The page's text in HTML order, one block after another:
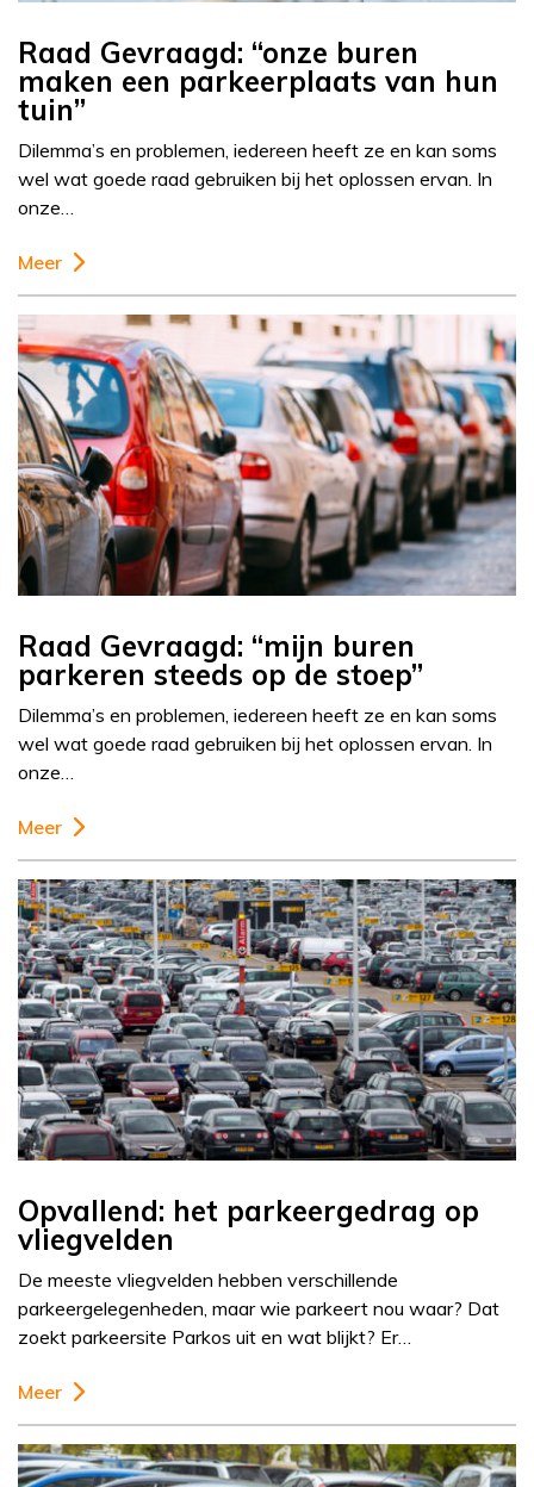
Raad Gevraagd: “onze buren
maken een parkeerplaats van hun
tuin”
Dilemma’s en problemen, iedereen heeft ze en kan soms
wel wat goede raad gebruiken bij het oplossen ervan. In
onze…
Meer
Raad Gevraagd: “mijn buren
parkeren steeds op de stoep”
Dilemma’s en problemen, iedereen heeft ze en kan soms
wel wat goede raad gebruiken bij het oplossen ervan. In
onze…
Meer
Opvallend: het parkeergedrag op
vliegvelden
De meeste vliegvelden hebben verschillende
parkeergelegenheden, maar wie parkeert nou waar? Dat
zoekt parkeersite Parkos uit en wat blijkt? Er…
Meer